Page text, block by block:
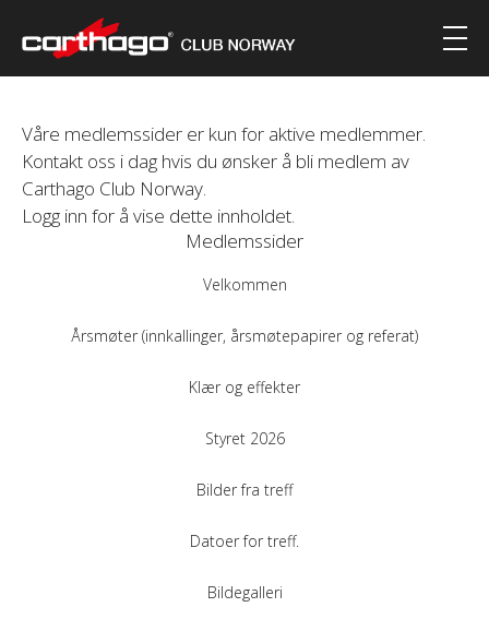
Våre medlemssider er kun for aktive medlemmer.
Kontakt oss i dag hvis du ønsker å bli medlem av
Carthago Club Norway.
Logg inn for å vise dette innholdet.
Medlemssider
Velkommen
Årsmøter (innkallinger, årsmøtepapirer og referat)
Klær og effekter
Styret 2026
Bilder fra treff
Datoer for treff.
Bildegalleri